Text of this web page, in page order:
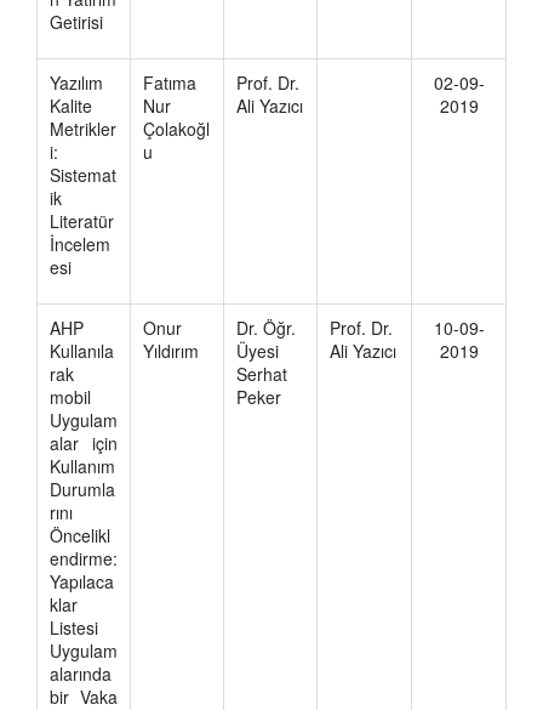
Getirisi
Yazılım
Kalite
Metrikler
i:
Sistemat
ik
Literatür
İncelem
esi
Fatıma
Nur
Çolakoğl
u
Prof. Dr.
Ali Yazıcı
02-09-
2019
AHP
Kullanıla
rak
mobil
Uygulam
alar için
Kullanım
Durumla
rını
Öncelikl
endirme:
Yapılaca
klar
Listesi
Uygulam
alarında
bir Vaka
Onur
Yıldırım
Dr. Öğr.
Üyesi
Serhat
Peker
Prof. Dr.
Ali Yazıcı
10-09-
2019